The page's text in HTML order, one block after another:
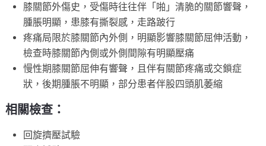
膝關節外傷史，受傷時往往伴「啪」清脆的關節響聲，
腫脹明顯，患膝有撕裂感，走路跛行
疼痛局限於膝關節內外側，明顯影響膝關節屈伸活動，
檢查時膝關節內側或外側間隙有明顯壓痛
慢性期膝關節屈伸有響聲，且伴有關節疼痛或交鎖症
狀，後期腫脹不明顯，部分患者伴股四頭肌萎縮
相關檢查：
回旋擠壓試驗